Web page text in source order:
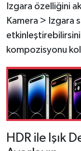
Izgara özelliğini
Kamera > Izgara
kompozisyonu
HDR ile Işık